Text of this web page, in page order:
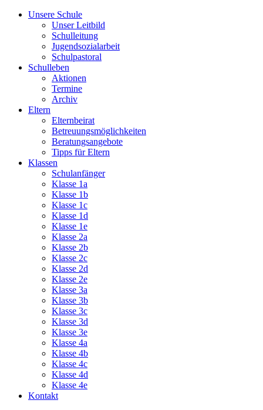
Unsere Schule
Unser Leitbild
Schulleitung
Jugendsozialarbeit
Schulpastoral
Schulleben
Aktionen
Termine
Archiv
Eltern
Elternbeirat
Betreuungsmöglichkeiten
Beratungsangebote
Tipps für Eltern
Klassen
Schulanfänger
Klasse 1a
Klasse 1b
Klasse 1c
Klasse 1d
Klasse 1e
Klasse 2a
Klasse 2b
Klasse 2c
Klasse 2d
Klasse 2e
Klasse 3a
Klasse 3b
Klasse 3c
Klasse 3d
Klasse 3e
Klasse 4a
Klasse 4b
Klasse 4c
Klasse 4d
Klasse 4e
Kontakt